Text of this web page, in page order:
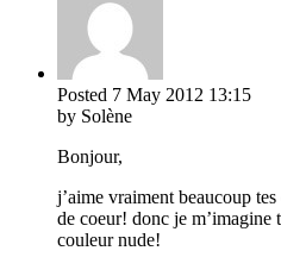
Posted 7 May 2012 13:15
by Solène
Bonjour,
j’aime vraiment beaucoup
de coeur! donc je m’imagine
couleur nude!